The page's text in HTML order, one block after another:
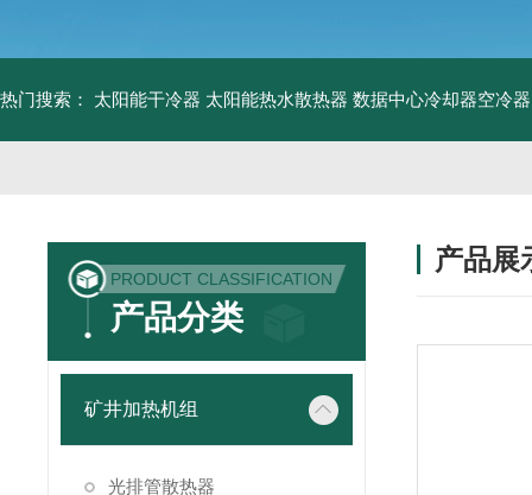
热门搜索： 太阳能干冷器 太阳能热水散热器 数据中心冷却器空冷器
PRODUCT CLASSIFICATION
产品分类
矿井加热机组
光排管散热器
产品展